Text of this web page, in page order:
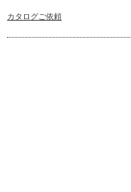
カタログご依頼